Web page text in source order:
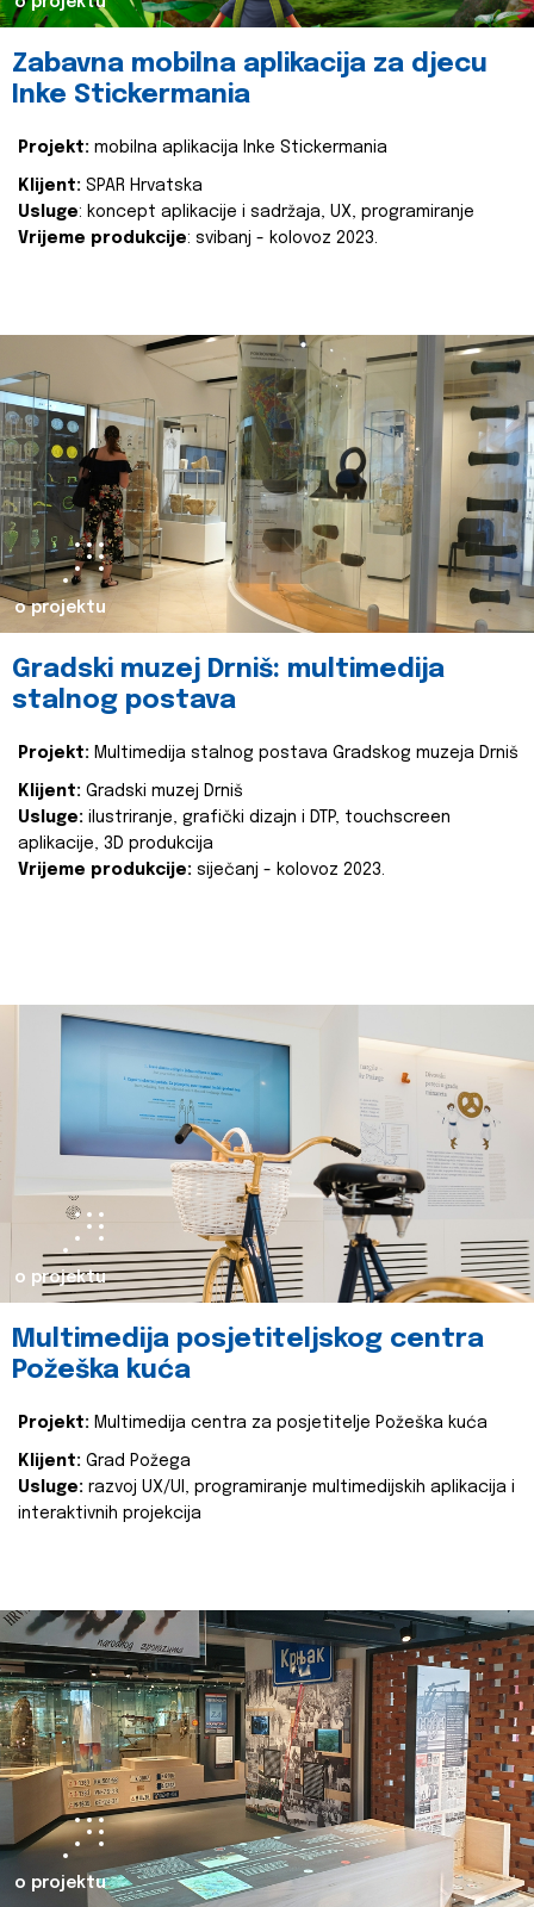
Zabavna mobilna aplikacija za djecu
Inke Stickermania
Projekt: mobilna aplikacija Inke Stickermania
Klijent: SPAR Hrvatska
Usluge: koncept aplikacije i sadržaja, UX, programiranje
Vrijeme produkcije: svibanj - kolovoz 2023.
o projektu
Gradski muzej Drniš: multimedija
stalnog postava
Projekt: Multimedija stalnog postava Gradskog muzeja Drniš
Klijent: Gradski muzej Drniš
Usluge: ilustriranje, grafički dizajn i DTP, touchscreen
aplikacije, 3D produkcija
Vrijeme produkcije: siječanj - kolovoz 2023.
o projektu
Multimedija posjetiteljskog centra
Požeška kuća
Projekt: Multimedija centra za posjetitelje Požeška kuća
Klijent: Grad Požega
Usluge: razvoj UX/UI, programiranje multimedijskih aplikacija i
interaktivnih projekcija
o projektu